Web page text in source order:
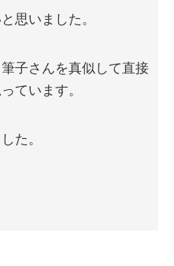
思いました。
子さんを真似して直接
ています。
た。